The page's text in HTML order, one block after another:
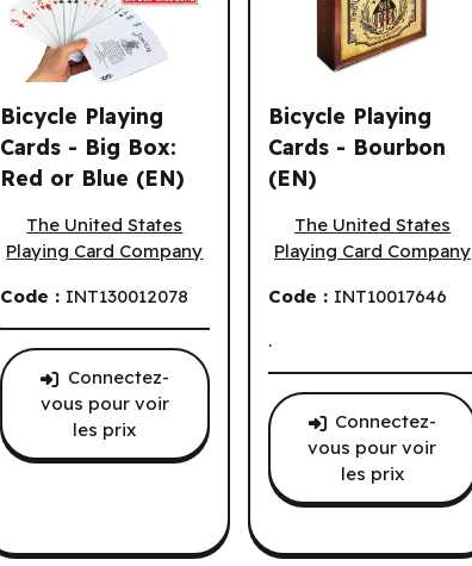
Bicycle Playing
Cards - Big Box:
Red or Blue (EN)
The United States
Playing Card Company
Code : INT130012078
Connectez-
vous pour voir
les prix
Bicycle Playing
Cards - Bourbon
(EN)
The United States
Playing Card Company
Code : INT10017646
.
Connectez-
vous pour voir
les prix